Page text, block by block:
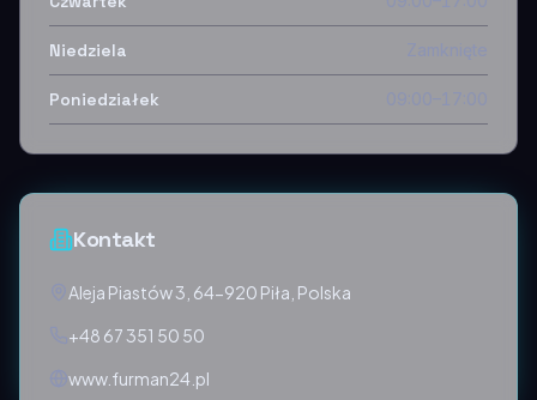
Niedziela
Poniedziałek
Kontakt
Aleja Piastów 3, 64-920 Piła, Polska
+48 67 351 50 50
www.furman24.pl